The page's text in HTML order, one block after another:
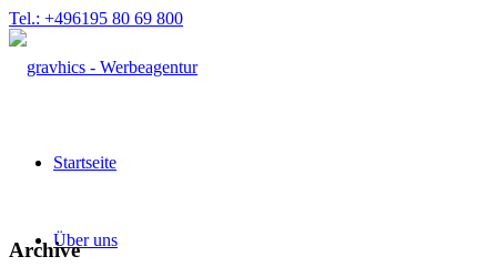
Tel.: +496195 80 69 800
Startseite
Über uns
Archive